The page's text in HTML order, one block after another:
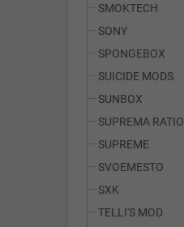
SMOKTECH
SONY
SPONGEBOX
SUICIDE MODS
SUNBOX
SUPREMA RATIO
SUPREME
SVOEMESTO
SXK
TELLI'S MOD